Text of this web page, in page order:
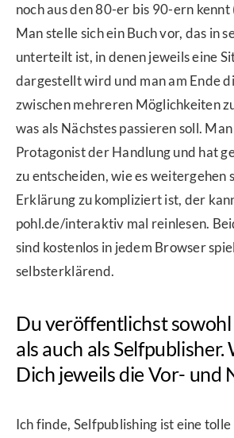
noch aus den 80-er bis 90-ern kennt
Man stelle sich ein Buch vor, das in
unterteilt ist, in denen jeweils eine
dargestellt wird und man am Ende
zwischen mehreren Möglichkeiten
was als Nächstes passieren soll.
Protagonist der Handlung und hat
zu entscheiden, wie es weitergehen
Erklärung zu kompliziert ist, der
pohl.de/interaktiv mal reinlesen.
sind kostenlos in jedem Browser
selbsterklärend.
Du veröffentlichst
als auch als
Dich jeweils die Vor- und
Ich finde, Selfpublishing ist eine